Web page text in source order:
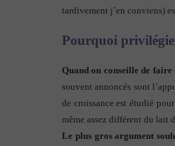
tardivement j’en conviens)
Pourquoi
Quand on conseille de faire
souvent annoncés sont
de croissance est étudié
même assez différent du lait
Le plus gros argument